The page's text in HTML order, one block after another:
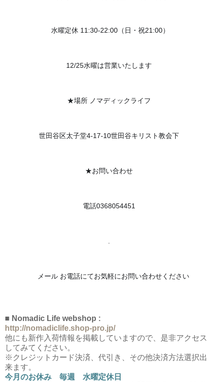
水曜定休 11:30-22:00（日・祝21:00）
12/25水曜は営業いたします
★場所 ノマディックライフ
世田谷区太子堂4-17-10世田谷キリスト教会下
★お問い合わせ
電話0368054451
メール お電話にてお気軽にお問い合わせください
■ Nomadic Life webshop :
http://nomadiclife.shop-pro.jp/
他にも新作入荷情報を掲載していますので、是非アクセス
してみてください。
※クレジットカード決済、代引き、その他決済方法選択出
来ます。
今月のお休み 毎週 水曜定休日